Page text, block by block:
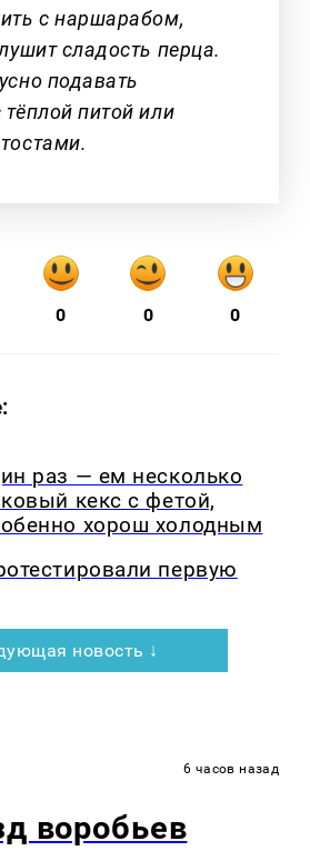
с наршарабом,
сладость перца.
подавать
питой или
0 0 0
раз — ем несколько
кекс с фетой,
хорош холодным
первую
новость ↓
6 часов назад
воробьев